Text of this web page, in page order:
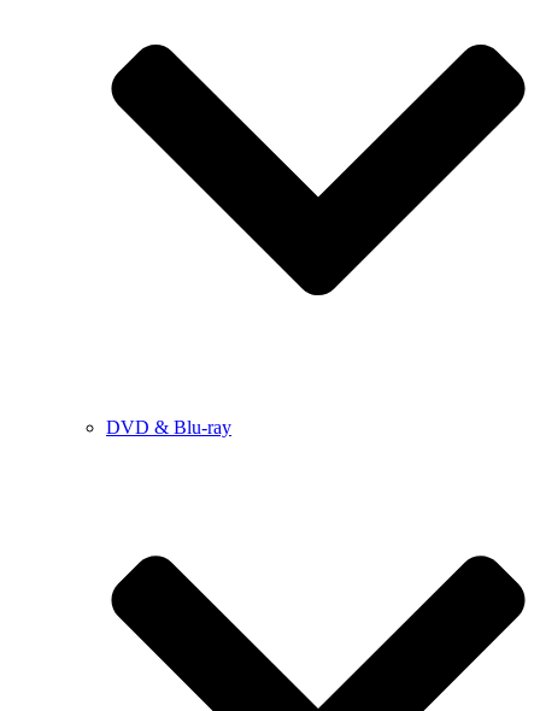
DVD & Blu-ray